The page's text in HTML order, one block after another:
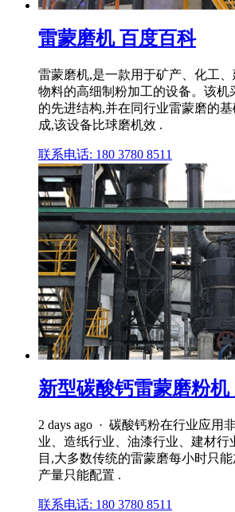
雷蒙磨机 百度百科
雷蒙磨机,是一款用于矿产、化工
物料的高细制粉加工的设备。该机
的先进结构,并在同行业雷蒙磨的
成,该设备比球磨机效 .
联系电话: 180 3780 8511
新型碳酸钙雷蒙磨粉机
2 days ago · 碳酸钙粉在行业应用
业、造纸行业、油漆行业、建材行
目,大多数传统的雷蒙磨每小时只
产量只能配置 .
联系电话: 180 3780 8511